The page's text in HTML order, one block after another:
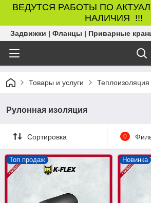
ВЕДУТСЯ РАБОТЫ ПО
НАЛИЧИЯ !!!
Задвижки | Фланцы | Приварные
Товары и услуги Теплоизоляция
Рулонная изоляция
Сортировка 0
Топ продаж Новинка